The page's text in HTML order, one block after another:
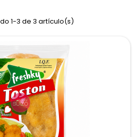
1-3 de 3 artículo(s)